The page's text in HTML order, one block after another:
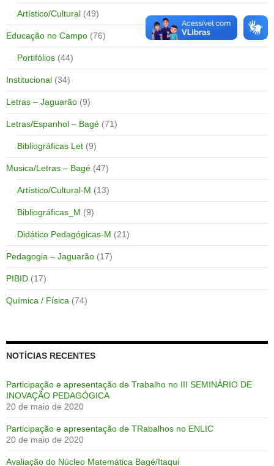
Artístico/Cultural (49)
Educação no Campo (76)
Portifólios (44)
Institucional (34)
Letras – Jaguarão (9)
Letras/Espanhol – Bagé (71)
Bibliográficas Let (9)
Musica/Letras – Bagé (47)
Artístico/Cultural-M (13)
Bibliográficas_M (9)
Didático Pedagógicas-M (21)
Pedagogia – Jaguarão (17)
PIBID (17)
Química / Física (74)
NOTÍCIAS RECENTES
Participação e apresentação de Trabalho no III SEMINÁRIO DE
INOVAÇÃO PEDAGÓGICA
20 de maio de 2020
Participação e apresentação de TRabalhos no ENLIC
20 de maio de 2020
Avaliação do Núcleo Matemática Bagé/Itaqui